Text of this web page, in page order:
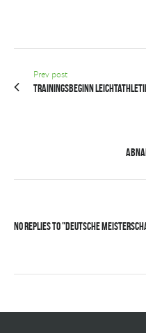
Prev post
Trainingsbeginn
No Replies to "Deutsche